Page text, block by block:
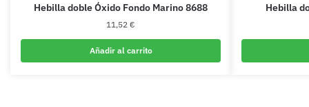
Hebilla doble Óxido Fondo Marino 8688
11,52 €
Añadir al carrito
Hebilla